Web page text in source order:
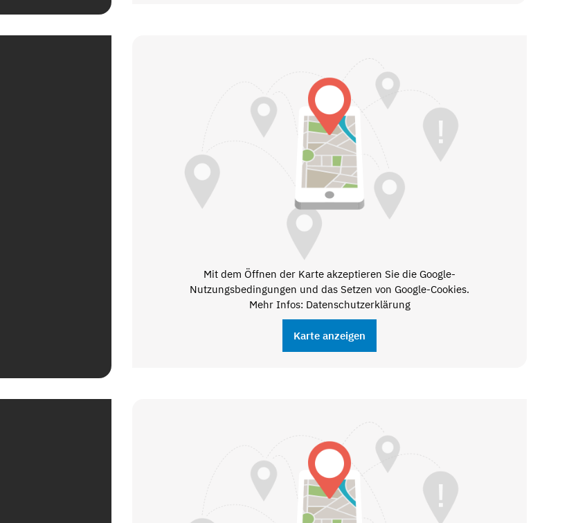
Mit dem Öffnen der Karte akzeptieren Sie die Google-
Nutzungsbedingungen und das Setzen von Google-Cookies.
Mehr Infos: Datenschutzerklärung
Karte anzeigen